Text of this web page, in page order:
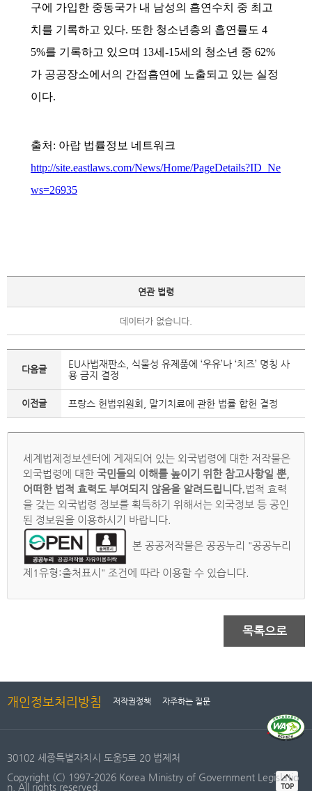
구에 가입한 중동국가 내 남성의 흡연수치 중 최고
치를 기록하고 있다. 또한 청소년층의 흡연률도 4
5%를 기록하고 있으며 13세-15세의 청소년 중 62%
가 공공장소에서의 간접흡연에 노출되고 있는 실정
이다.
출처: 아랍 법률정보 네트워크
http://site.eastlaws.com/News/Home/PageDetails?ID_Ne
ws=26935
연관 법령
데이터가 없습니다.
다음글
EU사법재판소, 식물성 유제품에 ‘우유’나 ‘치즈’ 명칭 사
용 금지 결정
이전글 프랑스 헌법위원회, 말기치료에 관한 법률 합헌 결정
세계법제정보센터에 게재되어 있는 외국법령에 대한 저작물은
외국법령에 대한 국민들의 이해를 높이기 위한 참고사항일 뿐,
어떠한 법적 효력도 부여되지 않음을 알려드립니다.법적 효력
을 갖는 외국법령 정보를 획득하기 위해서는 외국정보 등 공인
된 정보원을 이용하시기 바랍니다.
본 공공저작물은 공공누리 "공공누리
제1유형:출처표시" 조건에 따라 이용할 수 있습니다.
목록으로
개인정보처리방침 저작권정책 자주하는 질문
30102 세종특별자치시 도움5로 20 법제처
Copyright (C) 1997-2026 Korea Ministry of Government Legislatio
n. All rights reserved.